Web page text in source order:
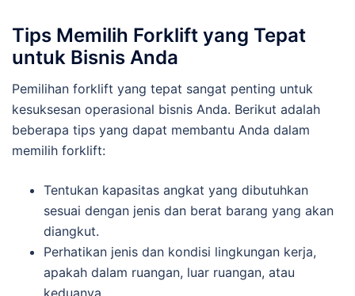
Tips Memilih Forklift yang Tepat
untuk Bisnis Anda
Pemilihan forklift yang tepat sangat penting untuk
kesuksesan operasional bisnis Anda. Berikut adalah
beberapa tips yang dapat membantu Anda dalam
memilih forklift:
Tentukan kapasitas angkat yang dibutuhkan
sesuai dengan jenis dan berat barang yang akan
diangkut.
Perhatikan jenis dan kondisi lingkungan kerja,
apakah dalam ruangan, luar ruangan, atau
keduanya.